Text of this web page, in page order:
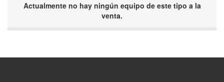
Actualmente no hay ningún equipo de este tipo a la
venta.